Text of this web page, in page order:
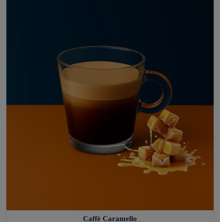
Caffè Caramello